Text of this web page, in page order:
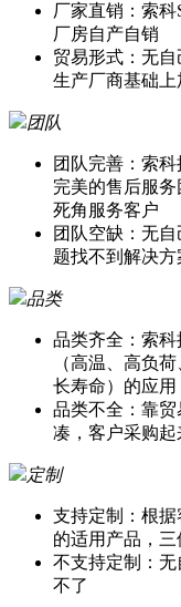
厂家直销：索
厂房自产自销
贸易形式：无
生产厂商基础
团队
团队完善：索
完美的售后服
死角服务客户
团队空缺：无
题找不到解决
品类
品类齐全：索
（高温、高负
长寿命）的应用
品类不全：靠
凑，客户采购
定制
支持定制：根
的适用产品，
不支持定制：
不了